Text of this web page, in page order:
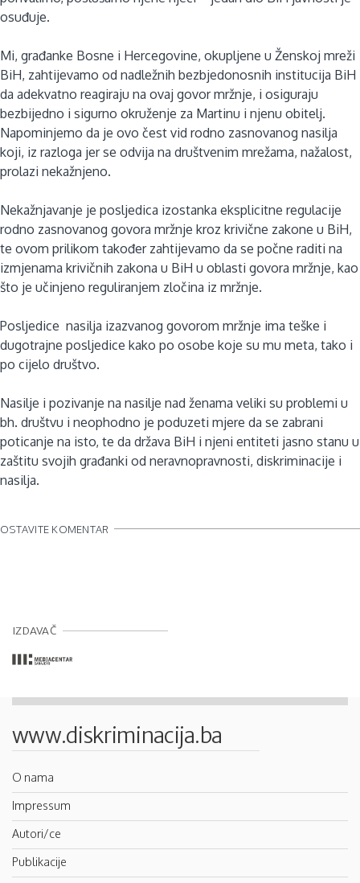
osuđuje.
Mi, građanke Bosne i Hercegovine, okupljene u Ženskoj mreži
BiH, zahtijevamo od nadležnih bezbjedonosnih institucija BiH
da adekvatno reagiraju na ovaj govor mržnje, i osiguraju
bezbijedno i sigurno okruženje za Martinu i njenu obitelj.
Napominjemo da je ovo čest vid rodno zasnovanog nasilja
koji, iz razloga jer se odvija na društvenim mrežama, nažalost,
prolazi nekažnjeno.
Nekažnjavanje je posljedica izostanka eksplicitne regulacije
rodno zasnovanog govora mržnje kroz krivične zakone u BiH,
te ovom prilikom također zahtijevamo da se počne raditi na
izmjenama krivičnih zakona u BiH u oblasti govora mržnje, kao
što je učinjeno reguliranjem zločina iz mržnje.
Posljedice nasilja izazvanog govorom mržnje ima teške i
dugotrajne posljedice kako po osobe koje su mu meta, tako i
po cijelo društvo.
Nasilje i pozivanje na nasilje nad ženama veliki su problemi u
bh. društvu i neophodno je poduzeti mjere da se zabrani
poticanje na isto, te da država BiH i njeni entiteti jasno stanu u
zaštitu svojih građanki od neravnopravnosti, diskriminacije i
nasilja.
OSTAVITE KOMENTAR
IZDAVAČ
www.diskriminacija.ba
O nama
Impressum
Autori/ce
Publikacije